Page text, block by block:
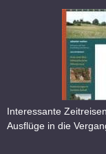
Interessante
Ausflüge in die